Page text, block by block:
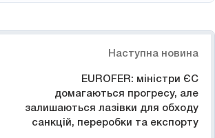
Наступна новина
EUROFER: міністри ЄС
домагаються прогресу, але
залишаються лазівки для обходу
санкцій, переробки та експорту